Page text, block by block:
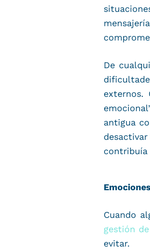
De
externos.
antigua
contribuía
Cuando
gestión
evitar.